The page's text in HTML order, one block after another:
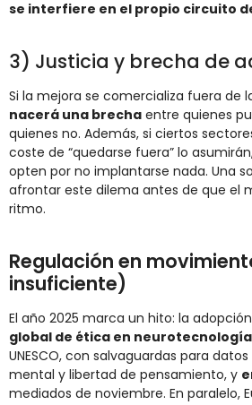
se interfiere en el propio circuito
3) Justicia y brecha de
Si la mejora se comercializa fuera de
nacerá una brecha entre quienes
quienes no. Además, si ciertos
coste de “quedarse fuera” lo
opten por no implantarse nada. Una
afrontar este dilema antes de que el
ritmo.
Regulación en
insuficiente)
El año 2025 marca un hito: la
global de ética en neurotecnología
UNESCO, con salvaguardas para
mental y libertad de pensamiento, y
mediados de noviembre. En paralelo,